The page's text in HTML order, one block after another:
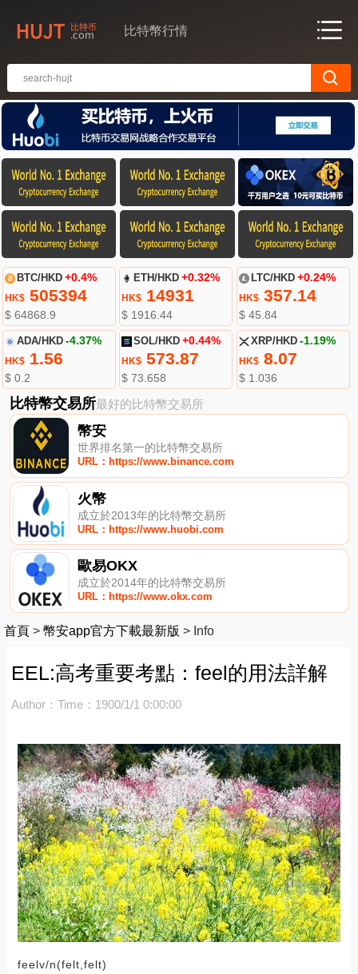
比特幣行情
BTC/HKD +0.4%
HK$505394
$ 64868.9
ETH/HKD +0.32%
HK$ 14931
$ 1916.44
LTC/HKD +0.24%
HK$357.14
$ 45.84
ADA/HKD -4.37%
HK$1.56
$ 0.2
SOL/HKD +0.44%
HK$ 573.87
$ 73.658
XRP/HKD -1.19%
HK$8.07
$ 1.036
比特幣交易所最好的比特幣交易所
幣安
世界排名第一的比特幣交易所
URL：https://www.binance.com
火幣
成立於2013年的比特幣交易所
URL：https://www.huobi.com
歐易OKX
成立於2014年的比特幣交易所
URL：https://www.okx.com
首頁 > 幣安app官方下載最新版 > Info
EEL:高考重要考點：feel的用法詳解
Author： Time：1900/1/1 0:00:00
feelv/n(felt,felt)